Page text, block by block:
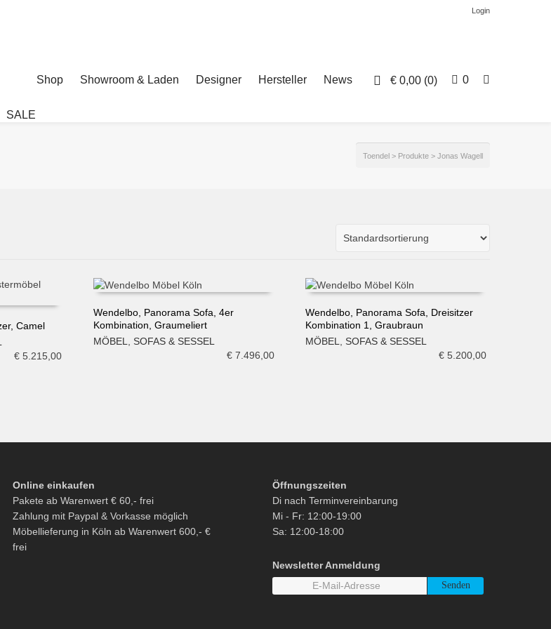
Login
€ 0,00 (0) 0
Shop Showroom & Laden Designer Hersteller News
SALE
Toendel > Produkte > Jonas Wagell
Camel
€ 5.215,00
IN DEN WARENKORB
Wendelbo, Panorama Sofa, 4er
Kombination, Graumeliert
MÖBEL, SOFAS & SESSEL
€7.496,00
IN DEN WARENKORB
Wendelbo, Panorama Sofa, Dreisitzer
Kombination 1, Graubraun
MÖBEL, SOFAS & SESSEL
€ 5.200,00
Online einkaufen
Pakete ab Warenwert € 60,- frei
Zahlung mit Paypal & Vorkasse möglich
Möbellieferung in Köln ab Warenwert 600,- €
frei
Öffnungszeiten
Di nach Terminvereinbarung
Mi - Fr: 12:00-19:00
Sa: 12:00-18:00
Newsletter Anmeldung